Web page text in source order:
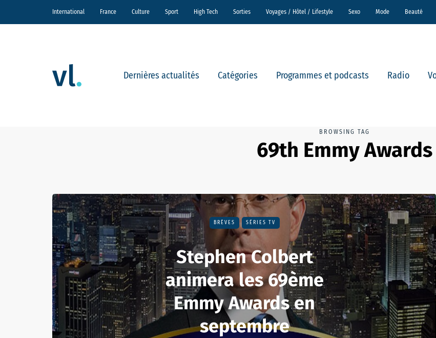
International France Culture Sport High Tech Sorties Voyages / Hôtel / Lifestyle Sexo Mode Beauté
Dernières actualités Catégories Programmes et podcasts Radio
BROWSING TAG
69th Emmy Awards
BRÈVES SÉRIES TV
Stephen Colbert
animera les 69ème
Emmy Awards en
septembre